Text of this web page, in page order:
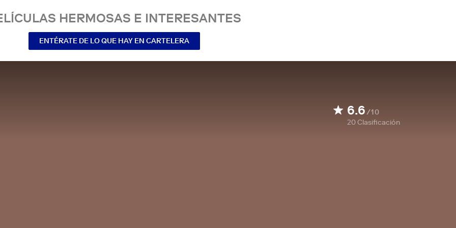
HERMOSAS E INTERESANTES
ENTÉRATE DE LO QUE HAY EN CARTELERA
6.6/10
20Clasificación